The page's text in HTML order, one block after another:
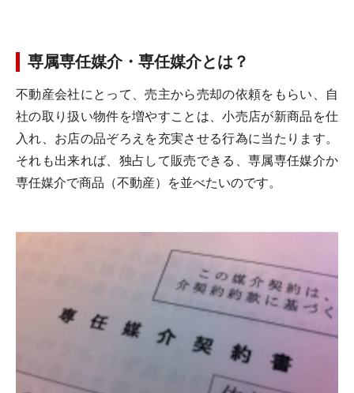
専属専任媒介・専任媒介とは？
不動産会社にとって、売主から売却の依頼をもらい、自
社の取り扱い物件を増やすことは、小売店が新商品を仕
入れ、お店の品ぞろえを充実させる行為に当たります。
それも出来れば、独占して販売できる、専属専任媒介か
専任媒介で商品（不動産）を並べたいのです。